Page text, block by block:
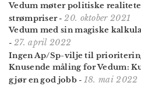
Vedum møter politiske
strømpriser-20. oktober 2021
Vedum med sin magiske
- 27. april 2022
Ingen Ap/Sp-vilje til
Knusende måling for Vedum:
gjør en god jobb- 18. mai 2022